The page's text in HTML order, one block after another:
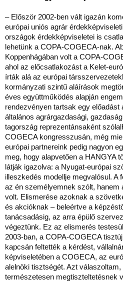
– Először 2002-ben vált igazán
európai uniós agrár
országok érdekképviseletei is
lehetünk a COPA-COGECA-nak.
Koppenhágában volt a COPA-
ahol az előcsatlakozást a Kelet-
írták alá az európai
kormányzati szintű aláírások
éves együttműködés alapján
rendezvényen tartsak egy előadást
általános agrárgazdasági,
tagország reprezentánsaként
COGECA kongresszusán, még
európai partnereink pedig nagyon
meg, hogy alapvetően a HANGYA
látják igazolva: a Nyugat-európai
illeszkedés modellje megvalósul. A
az én személyemnek szólt, hanem
volt. Elismerése azoknak a
és akcióknak – beleértve a
tanácsadásig, az arra épülő
végeztünk. Ez az elismerés
2003-ban, a COPA-COGECA
kapcsán feltették a kérdést,
képviseletében a COGECA, az
alelnöki tisztségét. Azt
természetesen megtiszteltetésnek